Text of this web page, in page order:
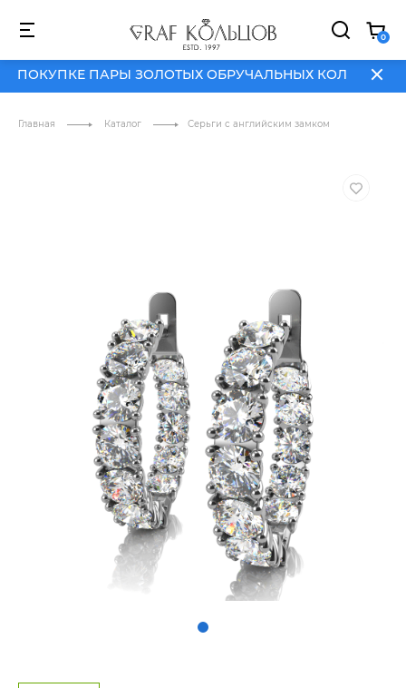
ПАРЫ ЗОЛОТЫХ ОБРУЧАЛЬНЫХ КОЛЕЦ
NEW HIT SALE АКЦИИ
0
ПАРЫ ЗОЛОТЫХ ОБРУЧАЛЬНЫХ КОЛЕЦ
Главная Каталог Серьги с английским замком